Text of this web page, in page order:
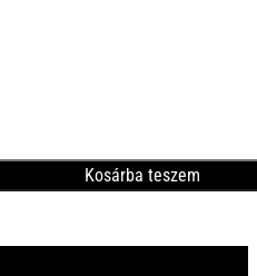
Kosárba teszem